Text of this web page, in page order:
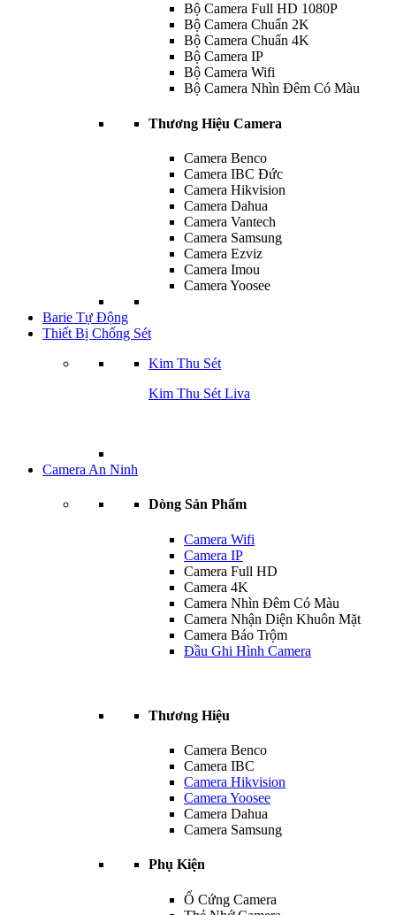
Bộ Camera Full HD 1080P
Bộ Camera Chuẩn 2K
Bộ Camera Chuẩn 4K
Bộ Camera IP
Bộ Camera Wifi
Bộ Camera Nhìn Đêm Có Màu
Thương Hiệu Camera
Camera Benco
Camera IBC Đức
Camera Hikvision
Camera Dahua
Camera Vantech
Camera Samsung
Camera Ezviz
Camera Imou
Camera Yoosee
Barie Tự Động
Thiết Bị Chống Sét
Kim Thu Sét
Kim Thu Sét Liva
Camera An Ninh
Dòng Sản Phẩm
Camera Wifi
Camera IP
Camera Full HD
Camera 4K
Camera Nhìn Đêm Có Màu
Camera Nhận Diện Khuôn Mặt
Camera Báo Trộm
Đầu Ghi Hình Camera
Thương Hiệu
Camera Benco
Camera IBC
Camera Hikvision
Camera Yoosee
Camera Dahua
Camera Samsung
Phụ Kiện
Ổ Cứng Camera